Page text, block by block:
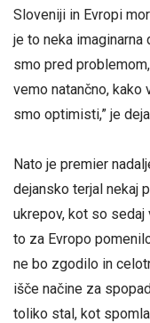
Sloveniji in Evropi
je to neka imaginarna
smo pred
vemo natančno, kako
smo optimisti,” je
Nato je premier
dejansko terjal nekaj
ukrepov, kot so
to za Evropo
ne bo zgodilo in
išče načine za
toliko stal, kot